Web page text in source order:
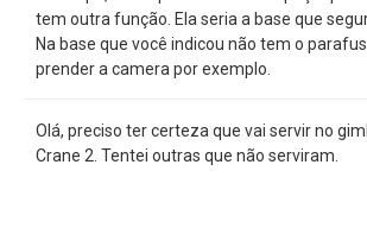
tem outra função. Ela seria a base que
Na base que você indicou não tem o
prender a camera por exemplo.
Olá, preciso ter certeza que vai servir no
Crane 2. Tentei outras que não serviram.